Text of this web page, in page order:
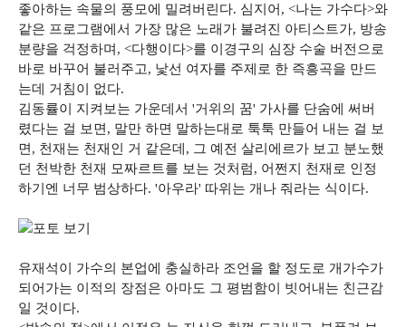
좋아하는 속물의 풍모에 밀려버린다. 심지어, <나는 가수다>와
같은 프로그램에서 가장 많은 노래가 불려진 아티스트가, 방송
분량을 걱정하며, <다행이다>를 이경구의 심장 수술 버전으로
바로 바꾸어 불러주고, 낯선 여자를 주제로 한 즉흥곡을 만드
는데 거침이 없다.
김동률이 지켜보는 가운데서 '거위의 꿈' 가사를 단숨에 써버
렸다는 걸 보면, 말만 하면 말하는대로 툭툭 만들어 내는 걸 보
면, 천재는 천재인 거 같은데, 그 예전 살리에르가 보고 분노했
던 천박한 천재 모짜르트를 보는 것처럼, 어쩐지 천재로 인정
하기엔 너무 범상하다. '아우라' 따위는 개나 줘라는 식이다.
유재석이 가수의 본업에 충실하라 조언을 할 정도로 개가수가
되어가는 이적의 장점은 아마도 그 평범함이 빗어내는 친근감
일 것이다.